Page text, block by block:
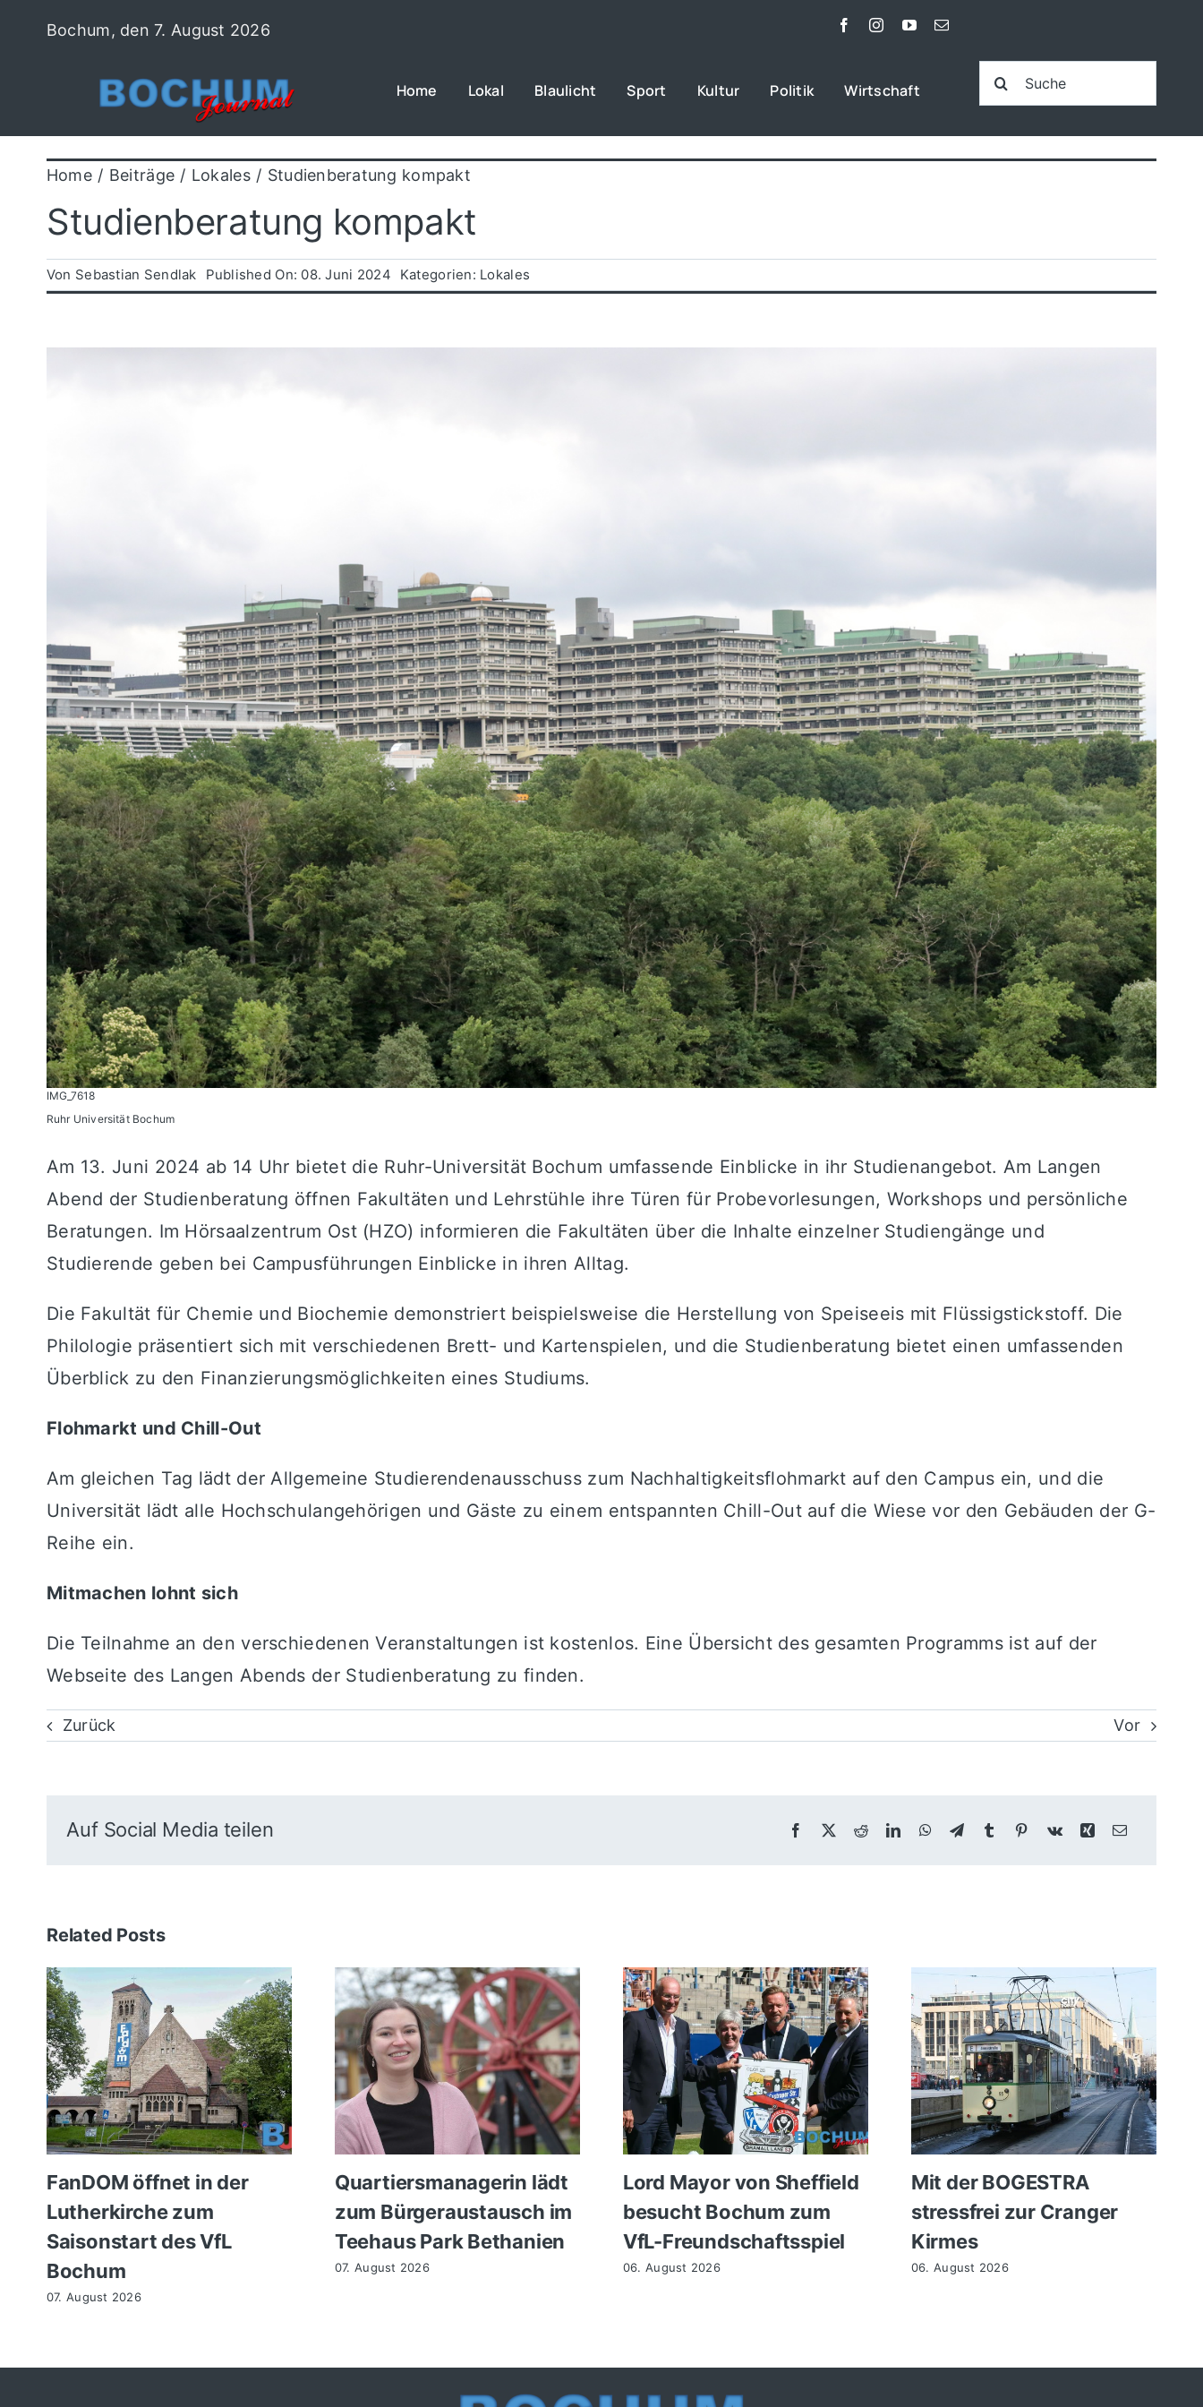
Bochum, den 7. August 2026
Home Lokal Blaulicht Sport Kultur Politik Wirtschaft
Suche
nach:
Home Beiträge Lokales Studienberatung kompakt
Studienberatung kompakt
Von Sebastian Sendlak Published On: 08. Juni 2024 Kategorien: Lokales
IMG_7618
Ruhr Universität Bochum
Am 13. Juni 2024 ab 14 Uhr bietet die Ruhr-Universität Bochum umfassende Einblicke in ihr Studienangebot. Am Langen
Abend der Studienberatung öffnen Fakultäten und Lehrstühle ihre Türen für Probevorlesungen, Workshops und persönliche
Beratungen. Im Hörsaalzentrum Ost (HZO) informieren die Fakultäten über die Inhalte einzelner Studiengänge und
Studierende geben bei Campusführungen Einblicke in ihren Alltag.
Die Fakultät für Chemie und Biochemie demonstriert beispielsweise die Herstellung von Speiseeis mit Flüssigstickstoff. Die
Philologie präsentiert sich mit verschiedenen Brett- und Kartenspielen, und die Studienberatung bietet einen umfassenden
Überblick zu den Finanzierungsmöglichkeiten eines Studiums.
Flohmarkt und Chill-Out
Am gleichen Tag lädt der Allgemeine Studierendenausschuss zum Nachhaltigkeitsflohmarkt auf den Campus ein, und die
Universität lädt alle Hochschulangehörigen und Gäste zu einem entspannten Chill-Out auf die Wiese vor den Gebäuden der G-
Reihe ein.
Mitmachen lohnt sich
Die Teilnahme an den verschiedenen Veranstaltungen ist kostenlos. Eine Übersicht des gesamten Programms ist auf der
Webseite des Langen Abends der Studienberatung zu finden.
Zurück Vor
Auf Social Media teilen
Related Posts
FanDOM öffnet in der
Lutherkirche zum
Saisonstart des VfL
Bochum
07. August 2026
Quartiersmanagerin lädt
zum Bürgeraustausch im
Teehaus Park Bethanien
07. August 2026
Lord Mayor von Sheffield
besucht Bochum zum
VfL-Freundschaftsspiel
06. August 2026
Mit der BOGESTRA
stressfrei zur Cranger
Kirmes
06. August 2026